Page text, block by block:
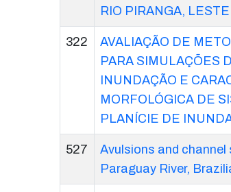
RIO PIRANGA,
322
AVALIAÇÃO DE
PARA SIMULAÇÕES
INUNDAÇÃO E
MORFOLÓGICA DE
PLANÍCIE DE
527
Avulsions and channel
Paraguay River,